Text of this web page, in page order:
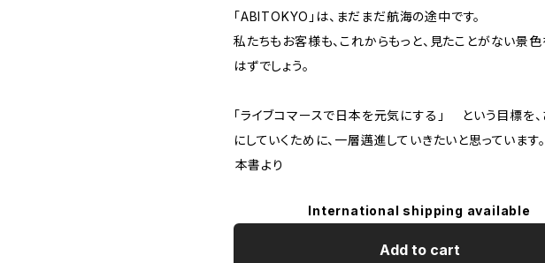
「ABITOKYO」は、まだまだ航海の途中です。
私たちもお客様も、これからもっと、見たことがない景色
はずでしょう。
「ライブコマースで日本を元気にする」 という目標を
にしていくために、一層邁進していきたいと思っています。
――――――本書より
International shipping available
Add to cart